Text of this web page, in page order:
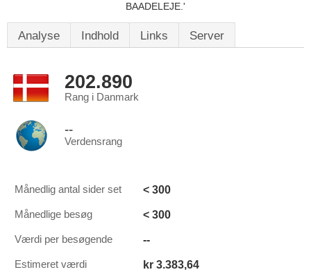
BAADELEJE.'
Analyse Indhold Links Server
202.890
Rang i Danmark
--
Verdensrang
Månedlig antal sider set < 300
Månedlige besøg < 300
Værdi per besøgende --
Estimeret værdi kr 3.383,64